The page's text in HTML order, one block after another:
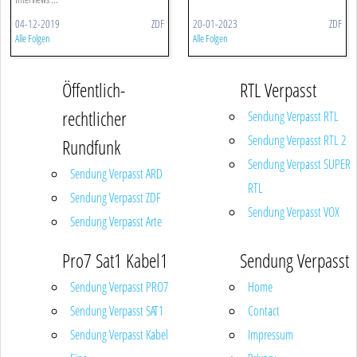
04-12-2019 ZDF
Alle Folgen
20-01-2023 ZDF
Alle Folgen
Öffentlich-
rechtlicher
Rundfunk
Sendung Verpasst ARD
Sendung Verpasst ZDF
Sendung Verpasst Arte
RTL Verpasst
Sendung Verpasst RTL
Sendung Verpasst RTL 2
Sendung Verpasst SUPER
RTL
Sendung Verpasst VOX
Pro7 Sat1 Kabel1
Sendung Verpasst PRO7
Sendung Verpasst SAT1
Sendung Verpasst Kabel
Sendung Verpasst
Home
Contact
Impressum